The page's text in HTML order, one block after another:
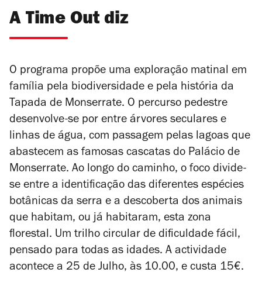
A Time Out diz
O programa propõe uma exploração matinal em
família pela biodiversidade e pela história da
Tapada de Monserrate. O percurso pedestre
desenvolve-se por entre árvores seculares e
linhas de água, com passagem pelas lagoas que
abastecem as famosas cascatas do Palácio de
Monserrate. Ao longo do caminho, o foco divide-
se entre a identificação das diferentes espécies
botânicas da serra e a descoberta dos animais
que habitam, ou já habitaram, esta zona
florestal. Um trilho circular de dificuldade fácil,
pensado para todas as idades. A actividade
acontece a 25 de Julho, às 10.00, e custa 15€.